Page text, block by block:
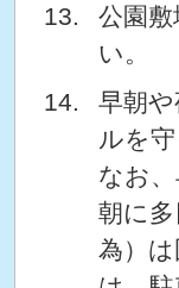
公園
い。
早朝
ルを
なお
朝に
為）